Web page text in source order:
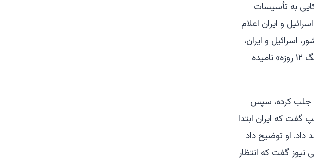
به تأسیسات
و ایران اعلام
و ایران،
به خاطر استقامت، شجاعت و هوششان برای پایان دادن به چیزی که باید «جنگ ۱۲ روزه» نامیده
جلب کرده، سپس
گفت که ایران ابتدا
انجام خواهد داد. او توضیح داد
نیوز گفت که انتظار